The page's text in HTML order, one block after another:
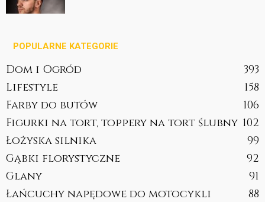
POPULARNE KATEGORIE
Dom i Ogród
393
Lifestyle
158
Farby do butów
106
Figurki na tort, toppery na tort ślubny 102
Łożyska silnika
99
Gąbki florystyczne
92
Glany
91
Łańcuchy napędowe do motocykli
88